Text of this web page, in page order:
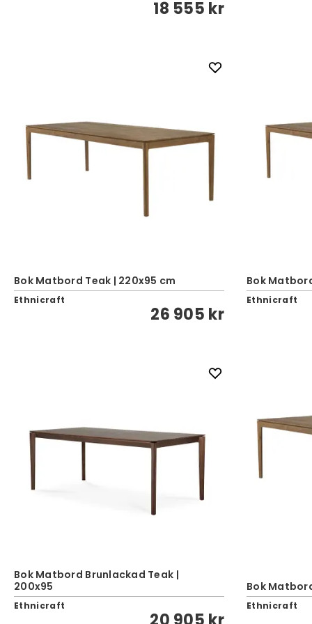
18 555 kr
Bok Matbord Teak | 220x95 cm
Ethnicraft
26 905 kr
Bok
Ethnicraft
Bok Matbord Brunlackad Teak |
200x95
Ethnicraft
Bok
Ethnicraft